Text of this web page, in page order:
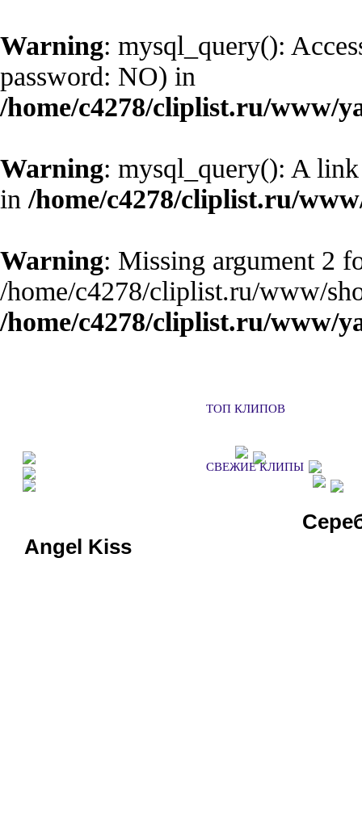
Warning: mysql_query():
password: NO) in
/home/c4278/cliplist.ru/www/
Warning: mysql_query(): A
in /home/c4278/cliplist.ru/
Warning: Missing argument 2
/home/c4278/cliplist.ru/www/
/home/c4278/cliplist.ru/www/
ТОП КЛИПОВ
СВЕЖИЕ КЛИПЫ
Angel Kiss